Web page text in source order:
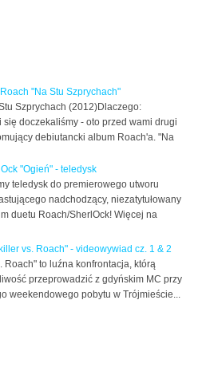
"Na Stu Szprychach"
Szprychach (2012)Dlaczego:
się doczekaliśmy - oto przed wami drugi
debiutancki album Roach'a. "Na
"Ogień" - teledysk
teledysk do premierowego utworu
nadchodzący, niezatytułowany
duetu Roach/SherlOck! Więcej na
vs. Roach" - videowywiad cz. 1 & 2
Roach" to luźna konfrontacja, którą
przeprowadzić z gdyńskim MC przy
weekendowego pobytu w Trójmieście...